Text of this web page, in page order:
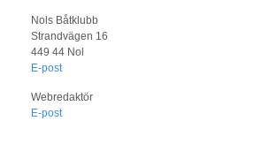
Nols Båtklubb
Strandvägen 16
449 44 Nol
E-post
Webredaktör
E-post